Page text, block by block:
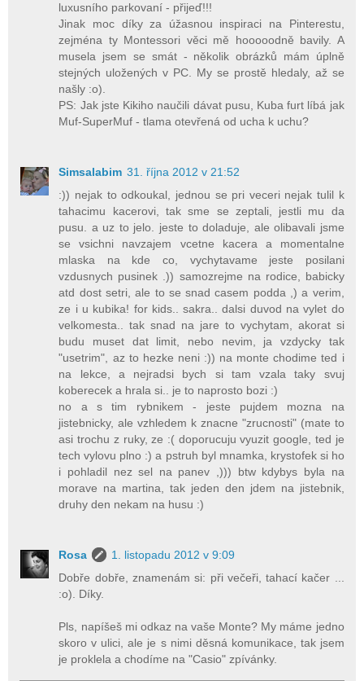
luxusního parkovaní - přijeď!!!
Jinak moc díky za úžasnou inspiraci na Pinterestu,
zejména ty Montessori věci mě hooooodně bavily. A
musela jsem se smát - několik obrázků mám úplně
stejných uložených v PC. My se prostě hledaly, až se
našly :o).
PS: Jak jste Kikiho naučili dávat pusu, Kuba furt líbá jak
Muf-SuperMuf - tlama otevřená od ucha k uchu?
Simsalabim 31. října 2012 v 21:52
:)) nejak to odkoukal, jednou se pri veceri nejak tulil k
tahacimu kacerovi, tak sme se zeptali, jestli mu da
pusu. a uz to jelo. jeste to doladuje, ale olibavali jsme
se vsichni navzajem vcetne kacera a momentalne
mlaska na kde co, vychytavame jeste posilani
vzdusnych pusinek .)) samozrejme na rodice, babicky
atd dost setri, ale to se snad casem podda ,) a verim,
ze i u kubika! for kids.. sakra.. dalsi duvod na vylet do
velkomesta.. tak snad na jare to vychytam, akorat si
budu muset dat limit, nebo nevim, ja vzdycky tak
"usetrim", az to hezke neni :)) na monte chodime ted i
na lekce, a nejradsi bych si tam vzala taky svuj
koberecek a hrala si.. je to naprosto bozi :)
no a s tim rybnikem - jeste pujdem mozna na
jistebnicky, ale vzhledem k znacne "zrucnosti" (mate to
asi trochu z ruky, ze :( doporucuju vyuzit google, ted je
tech vylovu plno :) a pstruh byl mnamka, krystofek si ho
i pohladil nez sel na panev ,))) btw kdybys byla na
morave na martina, tak jeden den jdem na jistebnik,
druhy den nekam na husu :)
Rosa
1. listopadu 2012 v 9:09
Dobře dobře, znamenám si: při večeři, tahací kačer ...
:o). Díky.
Pls, napíšeš mi odkaz na vaše Monte? My máme jedno
skoro v ulici, ale je s nimi děsná komunikace, tak jsem
je proklela a chodíme na "Casio" zpívánky.